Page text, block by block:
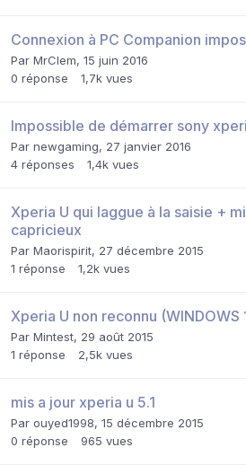
Connexion à PC Companion
Par MrClem, 15 juin 2016
0 réponse 1,7k vues
Impossible de démarrer sony
Par newgaming, 27 janvier 2016
4 réponses 1,4k vues
Xperia U qui laggue à la saisie +
capricieux
Par Maorispirit, 27 décembre 2015
1 réponse 1,2k vues
Xperia U non reconnu (WINDOWS
Par Mintest, 29 août 2015
1 réponse 2,5k vues
mis a jour xperia u 5.1
Par ouyed1998, 15 décembre 2015
0 réponse 965 vues